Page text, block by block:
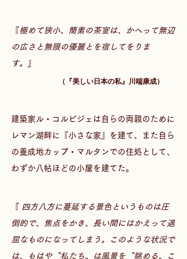
『極めて狭小、簡素の茶室は、かへって無辺
の広さと無限の優麗とを宿してをりま
す。
』
（『美しい日本の私』川端康成）
建築家ル・コルビジェは自らの両親のために
レマン湖畔に『小さな家』を建て、また自ら
の養成地カップ・マルタンでの住処として、
わずか八帖ほどの小屋を建てた。
『 四方八方に蔓延する景色というものは圧
倒的で、焦点をかき、長い間にはかえって退
屈なものになってしまう。このような状況で
は、もはや〝私たち〟は風景を〝眺める〟こ